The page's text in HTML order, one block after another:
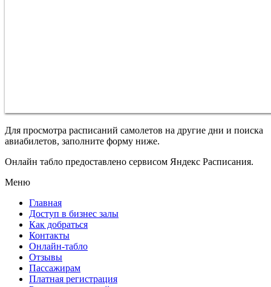
Для просмотра расписаний самолетов на другие дни и поиска
авиабилетов, заполните форму ниже.
Онлайн табло предоставлено сервисом Яндекс Расписания.
Меню
Главная
Доступ в бизнес залы
Как добраться
Контакты
Онлайн-табло
Отзывы
Пассажирам
Платная регистрация